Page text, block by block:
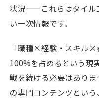
状況——これらはタイル
い一次情報です。
「職種×経験・スキル×
100%を占めるという現
戦を続ける必要はあり
の専門コンテンツとい